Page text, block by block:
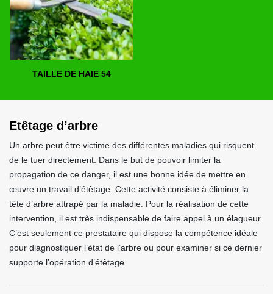
TAILLE DE HAIE 54
Etêtage d’arbre
Un arbre peut être victime des différentes maladies qui risquent
de le tuer directement. Dans le but de pouvoir limiter la
propagation de ce danger, il est une bonne idée de mettre en
œuvre un travail d’étêtage. Cette activité consiste à éliminer la
tête d’arbre attrapé par la maladie. Pour la réalisation de cette
intervention, il est très indispensable de faire appel à un élagueur.
C’est seulement ce prestataire qui dispose la compétence idéale
pour diagnostiquer l’état de l’arbre ou pour examiner si ce dernier
supporte l’opération d’étêtage.